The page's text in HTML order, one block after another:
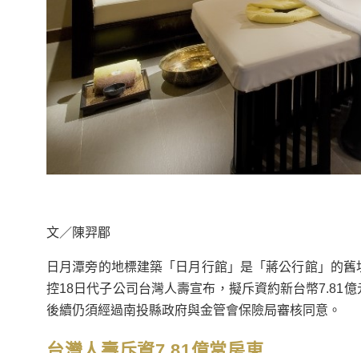
文／陳羿郿
日月潭旁的地標建築「日月行館」是「蔣公行館」的
控18日代子公司台灣人壽宣布，擬斥資約新台幣7.81
後續仍須經過南投縣政府與金管會保險局審核同意。